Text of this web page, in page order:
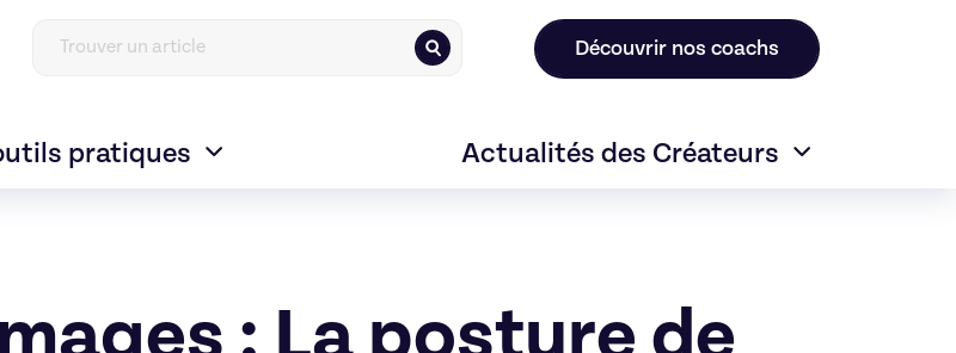
Découvrir nos coachs
pratiques Actualités des Créateurs